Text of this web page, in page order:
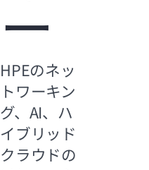
ー
HPEのネッ
トワーキン
グ、AI、ハ
イブリッド
クラウドの